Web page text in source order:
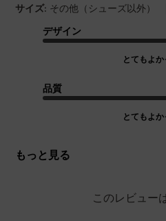
サイズ: その他（シューズ以外）
デザイン
とてもよか
品質
とてもよか
もっと見る
このレビュー